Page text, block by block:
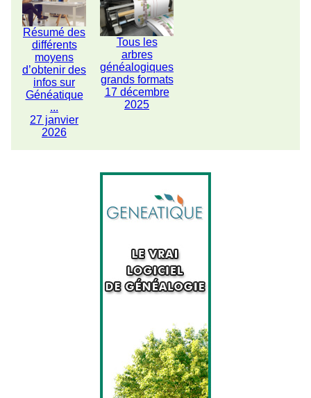
Résumé des
différents
moyens
d’obtenir des
infos sur
Généatique
...
27 janvier
2026
Tous les
arbres
généalogiques
grands formats
17 décembre
2025